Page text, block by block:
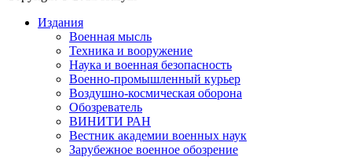
Издания
Военная мысль
Техника и вооружение
Наука и военная безопасность
Военно-промышленный курьер
Воздушно-космическая оборона
Обозреватель
ВИНИТИ РАН
Вестник академии военных наук
Зарубежное военное обозрение